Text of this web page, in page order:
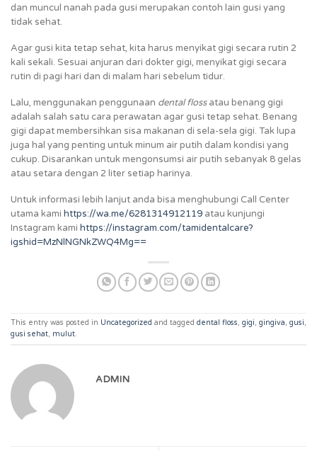
dan muncul nanah pada gusi merupakan contoh lain gusi yang
tidak sehat.
Agar gusi kita tetap sehat, kita harus menyikat gigi secara rutin 2
kali sekali. Sesuai anjuran dari dokter gigi, menyikat gigi secara
rutin di pagi hari dan di malam hari sebelum tidur.
Lalu, menggunakan penggunaan dental flossatau benang gigi
adalah salah satu cara perawatan agar gusi tetap sehat. Benang
gigi dapat membersihkan sisa makanan di sela-sela gigi. Tak lupa
juga hal yang penting untuk minum air putih dalam kondisi yang
cukup. Disarankan untuk mengonsumsi air putih sebanyak 8 gelas
atau setara dengan 2 liter setiap harinya.
Untuk informasi lebih lanjut anda bisa menghubungi Call Center
utama kami https://wa.me/6281314912119 atau kunjungi
Instagram kami https://instagram.com/tamidentalcare?
igshid=MzNlNGNkZWQ4Mg==
This entry was posted in Uncategorized and tagged dental floss, gigi, gingiva, gusi,
gusi sehat, mulut.
ADMIN